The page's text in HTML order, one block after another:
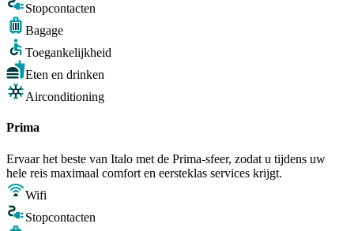
Stopcontacten
Bagage
Toegankelijkheid
Eten en drinken
Airconditioning
Prima
Ervaar het beste van Italo met de Prima-sfeer, zodat u tijdens uw
hele reis maximaal comfort en eersteklas services krijgt.
Wifi
Stopcontacten